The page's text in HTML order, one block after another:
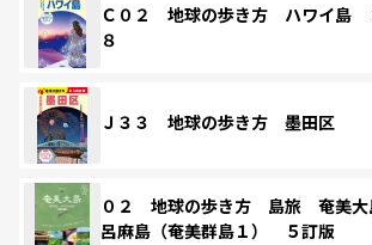
Ｃ０２ 地球の歩き方 ハワイ島
８
Ｊ３３ 地球の歩き方 墨田区
０２ 地球の歩き方 島旅 奄美
呂麻島（奄美群島１） ５訂版